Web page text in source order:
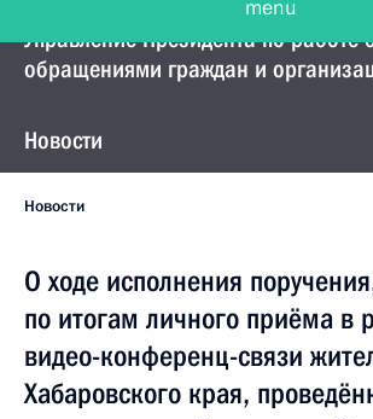
Управление Президента по работе с
обращениями граждан и
Новости
Новости
О ходе исполнения
по итогам личного приёма в
видео-конференц-связи
Хабаровского края,